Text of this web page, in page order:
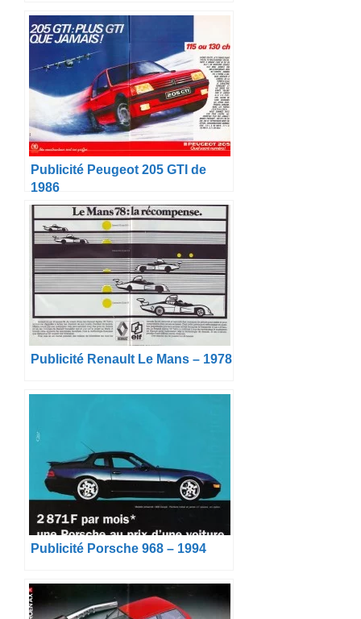
Publicité Peugeot 205 GTI de
1986
Publicité Renault Le Mans – 1978
Publicité Porsche 968 – 1994